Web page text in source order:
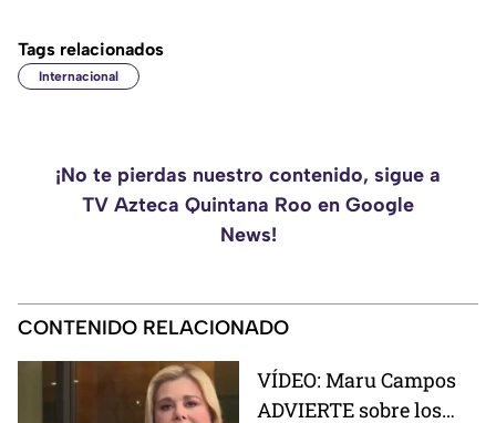
Tags relacionados
Internacional
¡No te pierdas nuestro contenido, sigue a
TV Azteca Quintana Roo en Google
News!
CONTENIDO RELACIONADO
VÍDEO: Maru Campos
ADVIERTE sobre los